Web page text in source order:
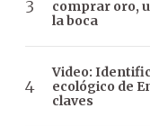
comprar oro,
la boca
Video:
ecológico de
claves